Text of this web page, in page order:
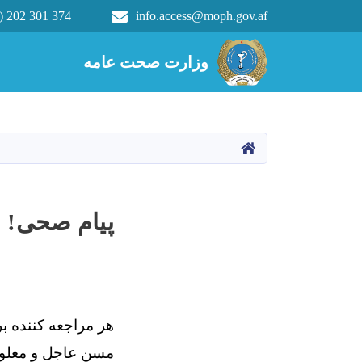
وزارت صحت عامه
info.access@moph.gov.af
202 301 374
Main navigation
وزارت صحت عامه
HOME
پیام صحی!
هر مراجعه
مسن عاجل و